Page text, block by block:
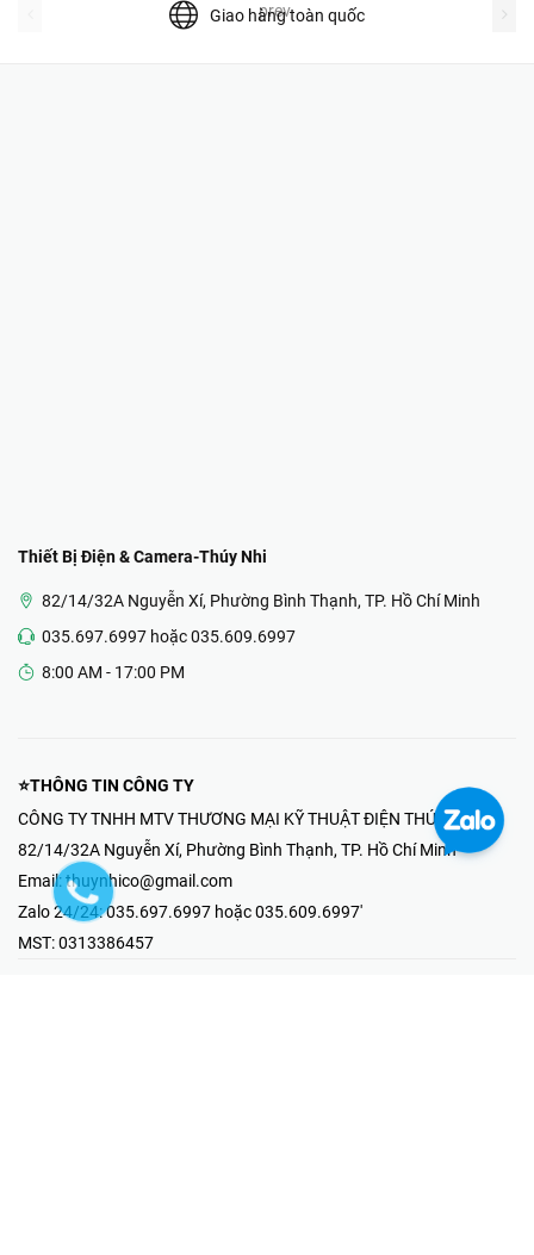
Giao hàng toàn quốc
prev
Thiết Bị Điện & Camera-Thúy Nhi
82/14/32A Nguyễn Xí, Phường Bình Thạnh, TP. Hồ Chí Minh
035.697.6997 hoặc 035.609.6997
8:00 AM - 17:00 PM
⭐THÔNG TIN CÔNG TY
CÔNG TY TNHH MTV THƯƠNG MẠI KỸ THUẬT ĐIỆN THÚY NHI
82/14/32A Nguyễn Xí, Phường Bình Thạnh, TP. Hồ Chí Minh
Email: thuynhico@gmail.com
Zalo 24/24:035.697.6997 hoặc 035.609.6997'
MST:0313386457